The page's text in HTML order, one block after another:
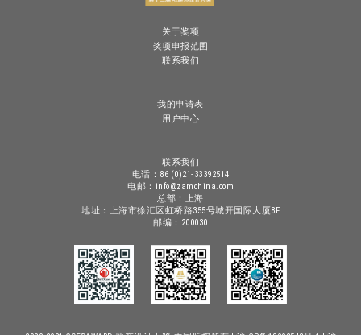
关于奖项
奖项申报范围
联系我们
我的申请表
用户中心
联系我们
电话：86 (0)21-33392514
电邮：info@zamchina.com
总部：上海
地址：上海市徐汇区虹桥路355号城开国际大厦8F
邮编：200030